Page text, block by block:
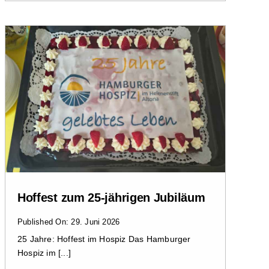
Hoffest zum 25-jährigen Jubiläum
Published On: 29. Juni 2026
25 Jahre: Hoffest im Hospiz Das Hamburger
Hospiz im [...]